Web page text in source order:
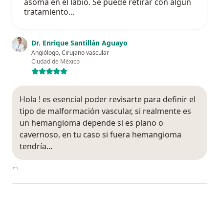
tratamiento…
Dr. Enrique Santillán Aguayo
Angiólogo, Cirujano vascular
Ciudad de México
Hola ! es esencial poder revisarte para definir el
tipo de malformación vascular, si realmente es
un hemangioma depende si es plano o
cavernoso, en tu caso si fuera hemangioma
tendría…